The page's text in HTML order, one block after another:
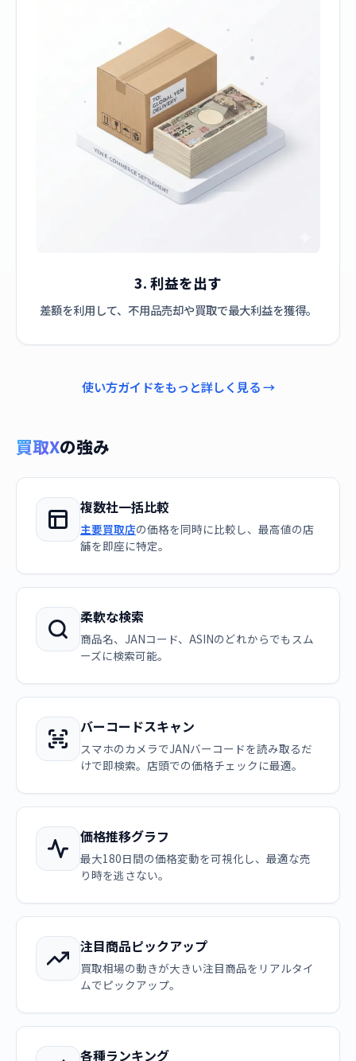
3. 利益を出す
差額を利用して、不用品売却や買取で最大利益を獲得。
使い方ガイドをもっと詳しく見る →
買取Xの強み
複数社一括比較
主要買取店の価格を同時に比較し、最高値の店
舗を即座に特定。
柔軟な検索
商品名、JANコード、ASINのどれからでもスム
ーズに検索可能。
バーコードスキャン
スマホのカメラでJANバーコードを読み取るだ
けで即検索。店頭での価格チェックに最適。
価格推移グラフ
最大180日間の価格変動を可視化し、最適な売
り時を逃さない。
注目商品ピックアップ
買取相場の動きが大きい注目商品をリアルタイ
ムでピックアップ。
各種ランキング